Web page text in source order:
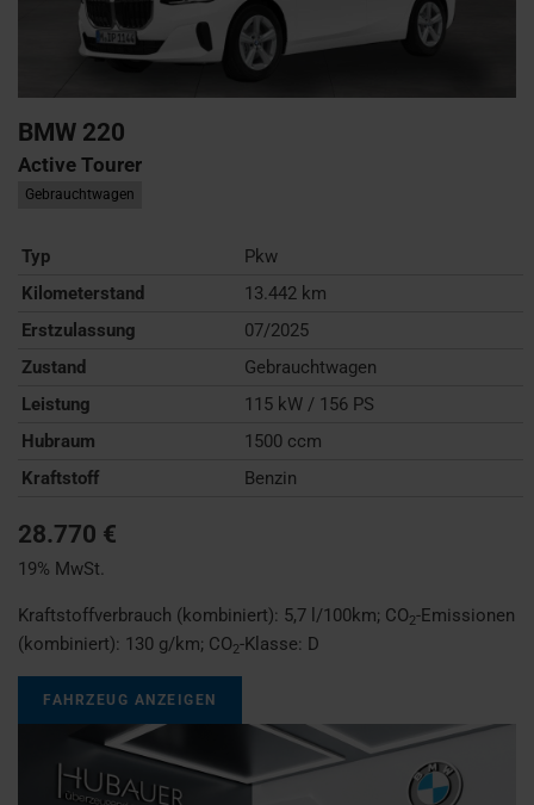
BMW 220
Active Tourer
Gebrauchtwagen
Typ
Pkw
Kilometerstand
13.442 km
Erstzulassung
07/2025
Zustand
Gebrauchtwagen
Leistung
115 kW / 156 PS
Hubraum
1500 ccm
Kraftstoff
Benzin
28.770 €
19% MwSt.
Kraftstoffverbrauch (kombiniert): 5,7 l/100km; CO2-Emissionen
(kombiniert): 130 g/km; CO2-Klasse: D
FAHRZEUG ANZEIGEN